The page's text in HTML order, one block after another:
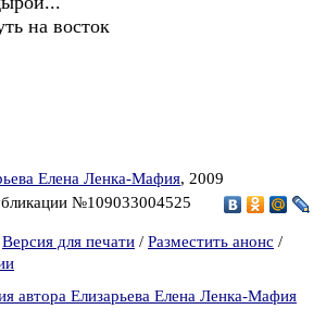
на восток
Елена Ленка-Мафия, 2009
№109033004525
Версия для печати / Разместить анонс /
автора Елизарьева Елена Ленка-Мафия